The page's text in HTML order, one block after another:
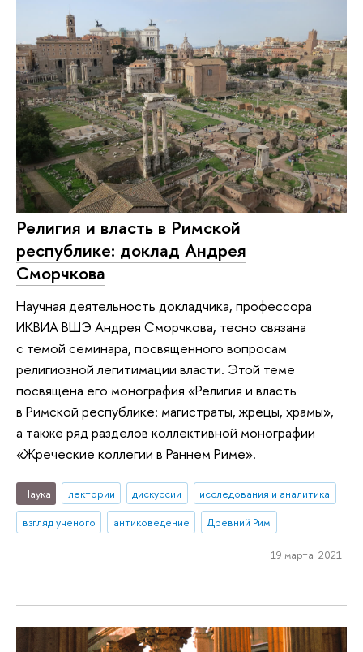
Религия и власть в Римской
республике: доклад Андрея
Сморчкова
Научная деятельность докладчика, профессора
ИКВИА ВШЭ Андрея Сморчкова, тесно связана
с темой семинара, посвященного вопросам
религиозной легитимации власти. Этой теме
посвящена его монография «Религия и власть
в Римской республике: магистраты, жрецы, храмы»,
а также ряд разделов коллективной монографии
«Жреческие коллегии в Раннем Риме».
Наука лектории дискуссии
исследования и аналитика
взгляд ученого
антиковедение Древний Рим
19 марта 2021